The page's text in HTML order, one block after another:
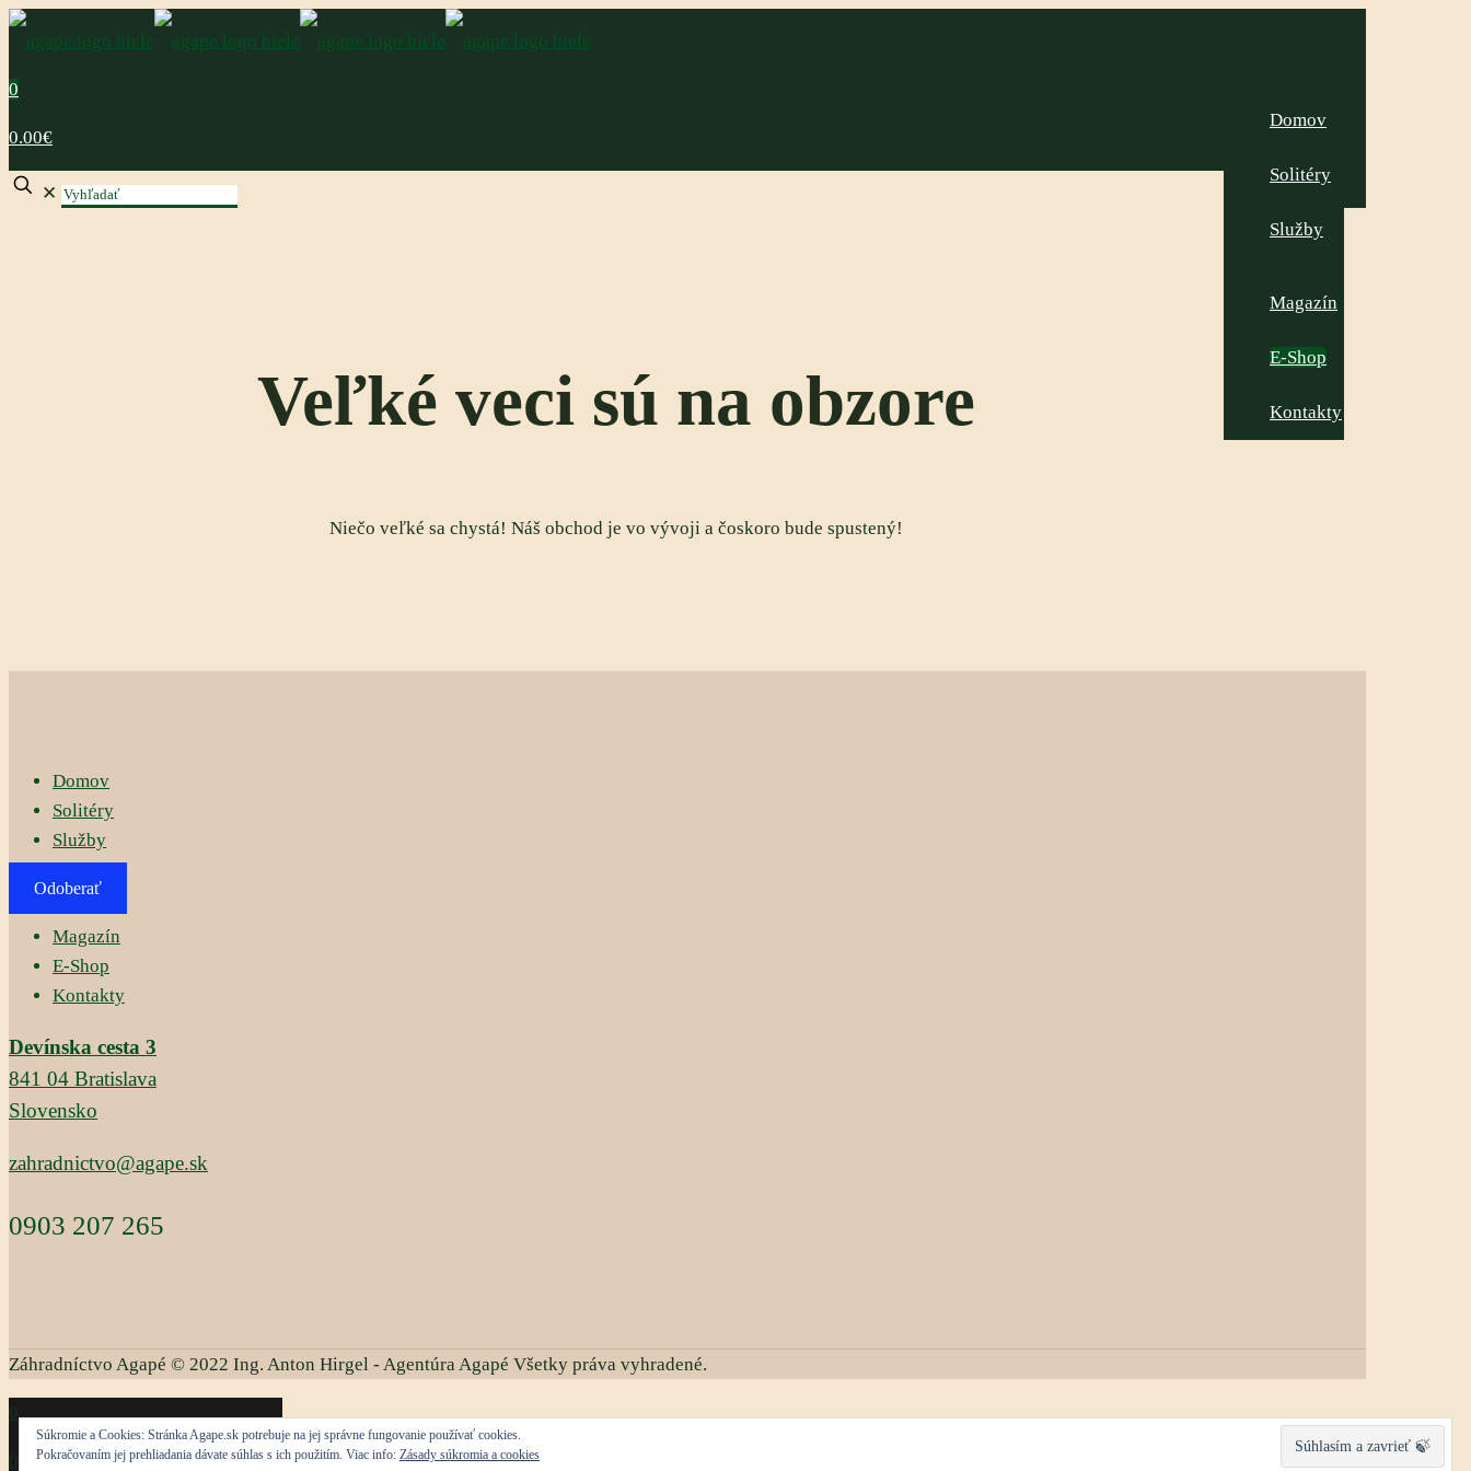
Domov
Solitéry
Služby
Magazín
E-Shop
Kontakty
0
0.00€
✕
Veľké veci sú na obzore
Niečo veľké sa chystá! Náš obchod je vo vývoji a čoskoro bude spustený!
Domov
Solitéry
Služby
Odoberať
Magazín
E-Shop
Kontakty
Devínska cesta 3
841 04 Bratislava
Slovensko
zahradnictvo@agape.sk
0903 207 265
Záhradníctvo Agapé © 2022 Ing. Anton Hirgel - Agentúra Agapé Všetky práva vyhradené.
0
0.00€
Súkromie a Cookies: Stránka Agape.sk potrebuje na jej správne fungovanie používať cookies.
Pokračovaním jej prehliadania dávate súhlas s ich použitím. Viac info: Zásady súkromia a cookies